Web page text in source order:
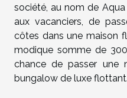
société, au nom de Aqua
aux vacanciers, de
côtes dans une maison
modique somme de
chance de passer
bungalow de luxe flottant.